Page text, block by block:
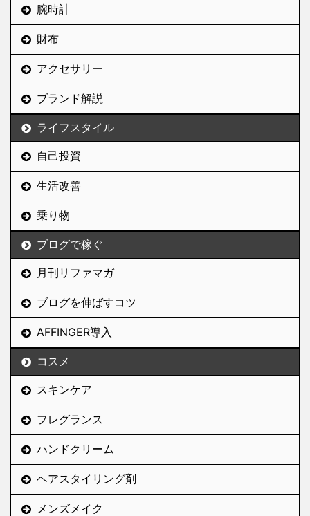
メリカの現代アーティス
ト、バーバラ・クルーガ
ーの作品をパロって生ま
れたこのボックスロゴ
は、シュプリームの顔と
言って差し支えない。 毎
年一回12月に発売される
ボックスロゴフーディー
は凄まじい人気 ...
腕時計
財布
アクセサリー
ブランド解説
ライフスタイル
自己投資
生活改善
乗り物
ブログで稼ぐ
月刊リファマガ
ブログを伸ばすコツ
AFFINGER導入
コスメ
スキンケア
フレグランス
ハンドクリーム
ヘアスタイリング剤
メンズメイク